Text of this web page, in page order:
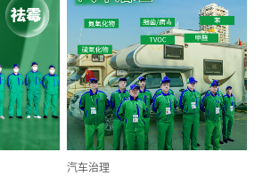
工业
多姿
活情
醛为
用行业公认奥维牌消毒
液，具备杀死人体冠状病
毒的功效，杀菌率
99.99%。相对于传统消毒
液来说，无...
汽车治理